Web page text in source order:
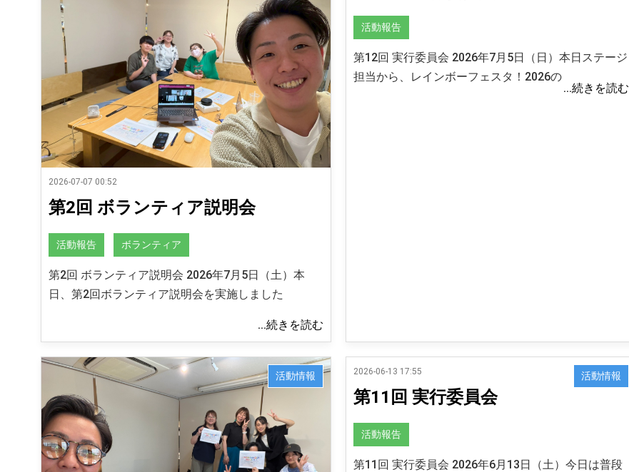
2026-07-07 00:52
第2回 ボランティア説明会
活動報告 ボランティア
第2回 ボランティア説明会 2026年7月5日（土）本
日、第2回ボランティア説明会を実施しました
...続きを読む
活動報告
第12回 実行委員会 2026年7月5日（日）本日ステージ
担当から、レインボーフェスタ！2026の
...続きを読む
活動情報 2026-06-13 17:55
第11回 実行委員会
活動情報
活動報告
第11回 実行委員会 2026年6月13日（土）今日は普段